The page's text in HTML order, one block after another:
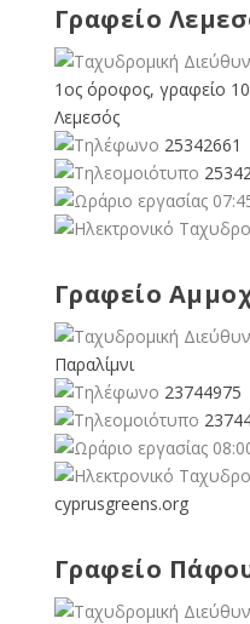
Γραφείο
1ος όροφος, γραφείο
Λεμεσός
25342661
Γραφείο
Παραλίμνι
23744975
cyprusgreens.org
Γραφείο